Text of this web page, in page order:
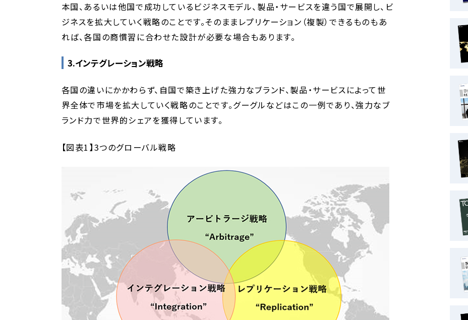
本国、あるいは他国で成功しているビジネスモデル、製品・サービスを違う国で展開し、ビ
ジネスを拡大していく戦略のことです。そのままレプリケーション（複製）できるものもあ
れば、各国の商慣習に合わせた設計が必要な場合もあります。
3.インテグレーション戦略
各国の違いにかかわらず、自国で築き上げた強力なブランド、製品・サービスによって世
界全体で市場を拡大していく戦略のことです。グーグルなどはこの一例であり、強力なブ
ランド力で世界的シェアを獲得しています。
【図表1】3つのグローバル戦略